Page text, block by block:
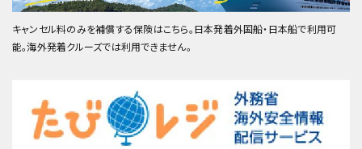
キャンセル料のみを補償する保険はこちら。日本発着外国船・日本船で利用可
能。海外発着クルーズでは利用できません。